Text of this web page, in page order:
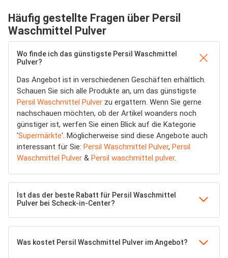
Häufig gestellte Fragen über Persil
Waschmittel Pulver
Wo finde ich das günstigste Persil Waschmittel
Pulver?
Das Angebot ist in verschiedenen Geschäften erhältlich.
Schauen Sie sich alle Produkte an, um das günstigste
Persil Waschmittel Pulver zu ergattern. Wenn Sie gerne
nachschauen möchten, ob der Artikel woanders noch
günstiger ist, werfen Sie einen Blick auf die Kategorie
'Supermärkte'. Möglicherweise sind diese Angebote auch
interessant für Sie: Persil Waschmittel Pulver, Persil
Waschmittel Pulver & Persil waschmittel pulver.
Ist das der beste Rabatt für Persil Waschmittel
Pulver bei Scheck-in-Center?
Was kostet Persil Waschmittel Pulver im Angebot?